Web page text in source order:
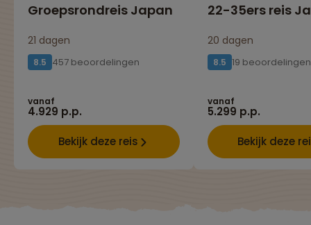
Groepsrondreis Japan
21 dagen
8.5 457 beoordelingen
vanaf
4.929 p.p.
Bekijk deze reis
22-35ers reis
20 dagen
8.5 19 beoordelingen
vanaf
5.299 p.p.
Bekijk deze